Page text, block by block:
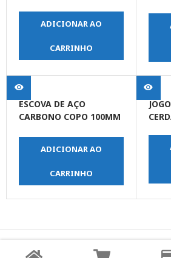
ADICIONAR AO
CARRINHO
ESCOVA DE AÇO
CARBONO COPO 100MM
ADICIONAR AO
CARRINHO
© Copyright JPrime Ferramentas -
Reservados - Desenvolvido por